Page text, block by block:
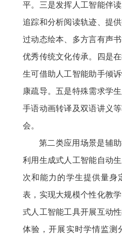
平。三是发挥人工智能伴
追踪和分析阅读轨迹、提
过动态绘本、多方言有声
优秀传统文化传承。四是
生可借助人工智能助手倾
康疏导。五是特殊需求学
手语动画转译及双语讲义
会。
第二类应用场景是辅
利用生成式人工智能自动
次和能力的学生提供量身
表，实现大规模个性化教
式人工智能工具开展互动
体验，开展实时学情监测